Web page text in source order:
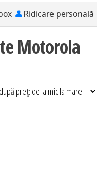
👤Ridicare personală
Motorola